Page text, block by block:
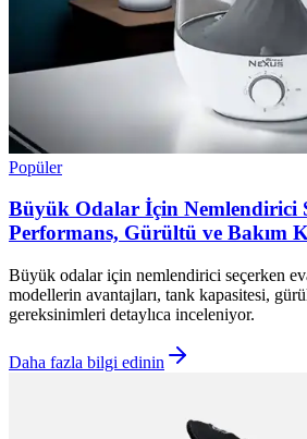
Popüler
Büyük Odalar İçin Nemlendirici
Performans, Gürültü ve Bakım
Büyük odalar için nemlendirici seçerken
modellerin avantajları, tank kapasitesi,
gereksinimleri detaylıca inceleniyor.
Daha fazla bilgi edinin